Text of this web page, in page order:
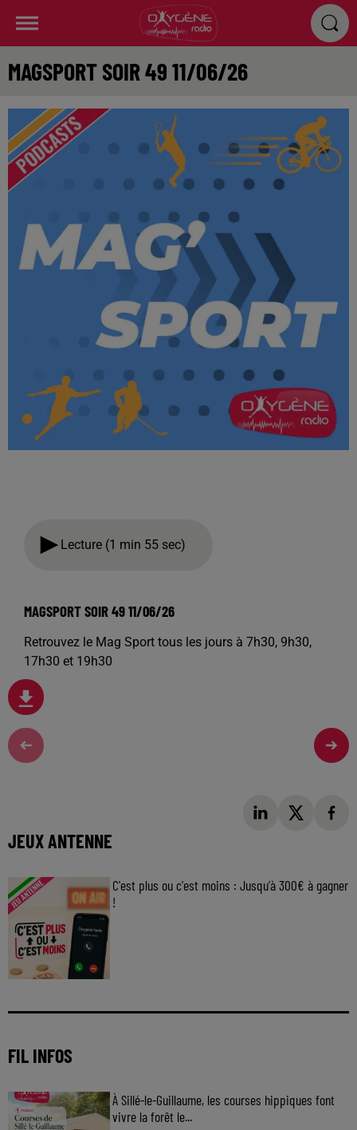
MAGSPORT SOIR 49 11/06/26
Lecture (1 min 55 sec)
MAGSPORT SOIR 49 11/06/26
Retrouvez le Mag Sport tous les jours à 7h30, 9h30,
17h30 et 19h30
JEUX ANTENNE
C'est plus ou c'est moins : Jusqu'à 300€ à gagner
!
FIL INFOS
À Sillé-le-Guillaume, les courses hippiques font
vivre la forêt le...